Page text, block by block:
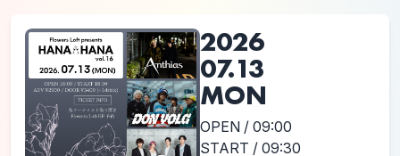
2026
07.13
MON
OPEN / 09:00
START / 09:30